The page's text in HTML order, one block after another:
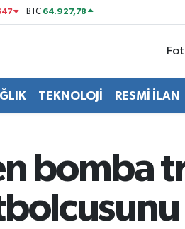
BTC 64.927,78
TEKNOLOJİ RESMİ İLAN
bomba